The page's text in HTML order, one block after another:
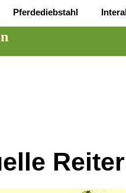
Pferdediebstahl